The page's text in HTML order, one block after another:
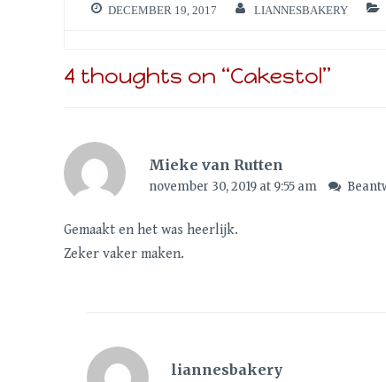
DECEMBER 19, 2017 LIANNESBAKERY
4 thoughts on “Cakestol”
Mieke van Rutten
november 30, 2019 at 9:55 am
Gemaakt en het was heerlijk.
Zeker vaker maken.
liannesbakery